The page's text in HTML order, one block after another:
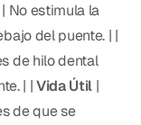
No estimula la
del puente. | |
de hilo dental
| |Vida Útil |
de que se